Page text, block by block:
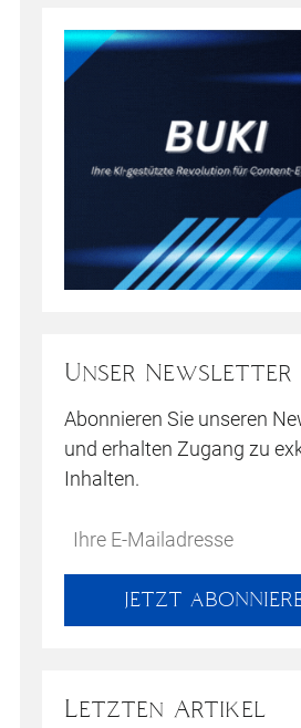
Unser Newsletter
Abonnieren Sie unseren
und erhalten Zugang zu
Inhalten.
Do
*Ihre
Mailadresse:
JETZT
Letzten Artikel